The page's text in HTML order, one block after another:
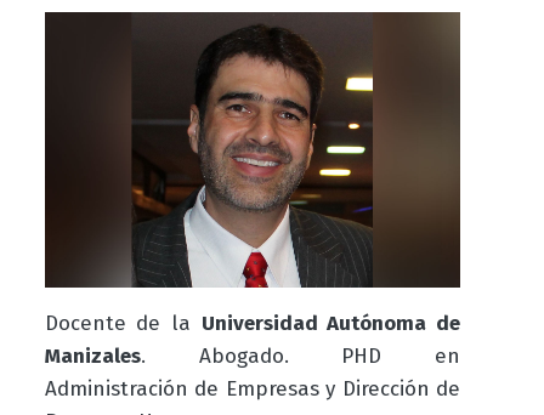
Docente de la Universidad Autónoma de
Manizales. Abogado. PHD en
Administración de Empresas y Dirección de